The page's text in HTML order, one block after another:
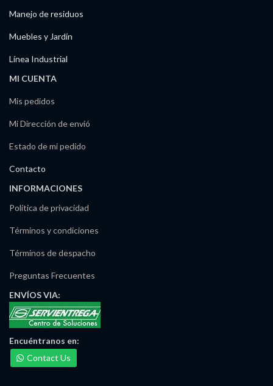
Manejo de residuos
Muebles y Jardín
Línea Industrial
MI CUENTA
Mis pedidos
Mi Dirección de envió
Estado de mi pedido
Contacto
INFORMACIONES
Política de privacidad
Términos y condiciones
Términos de despacho
Preguntas Frecuentes
ENVÍOSVIA:
Encuéntranos en:
Contact Us